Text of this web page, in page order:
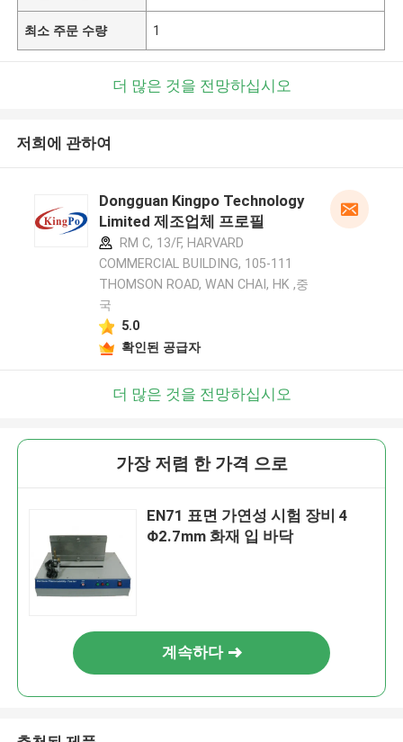
최소 주문 수량 1
더 많은 것을 전망하십시오
저희에 관하여
Dongguan Kingpo Technology
Limited 제조업체 프로필
RM C, 13/F, HARVARD
COMMERCIAL BUILDING, 105-111
THOMSON ROAD, WAN CHAI, HK ,중
국
5.0
확인된 공급자
더 많은 것을 전망하십시오
가장 저렴 한 가격 으로
EN71 표면 가연성 시험 장비 4
Φ2.7mm 화재 입 바닥
계속하다